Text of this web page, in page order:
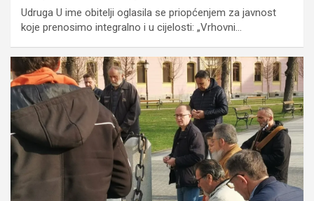
Udruga U ime obitelji oglasila se priopćenjem za javnost
koje prenosimo integralno i u cijelosti: „Vrhovni…